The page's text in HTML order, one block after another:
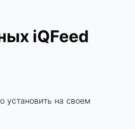
iQFeed
установить на своем